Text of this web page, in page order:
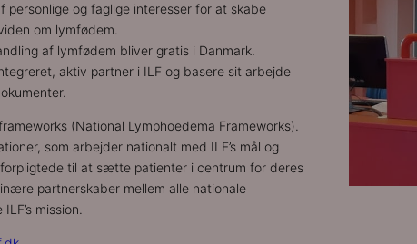
og faglige interesser for at skabe
om lymfødem.
af lymfødem bliver gratis i Danmark.
aktiv partner i ILF og basere sit arbejde
(National Lymphoedema Frameworks).
som arbejder nationalt med ILF’s mål og
til at sætte patienter i centrum for deres
partnerskaber mellem alle nationale
mission.